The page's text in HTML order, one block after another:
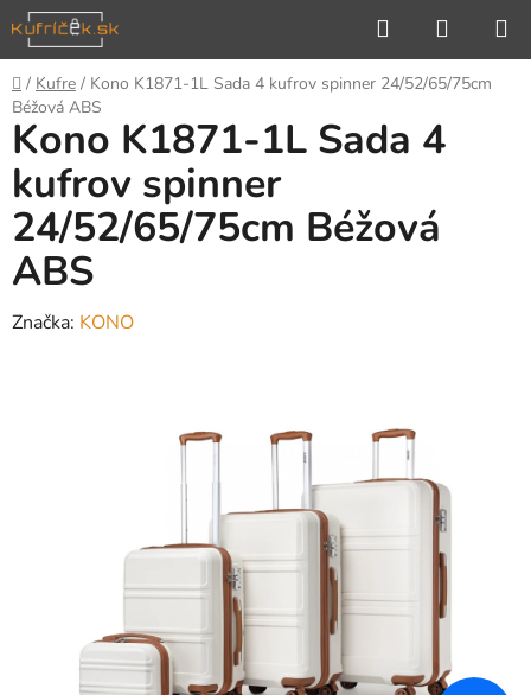
Prejsť
na
obsah
Hľadať
KOŠÍK
Domov
/ Kufre / Kono K1871-1L Sada 4 kufrov spinner 24/52/65/75cm
Béžová ABS
Kono K1871-1L Sada 4
kufrov spinner
24/52/65/75cm Béžová
ABS
Značka: KONO